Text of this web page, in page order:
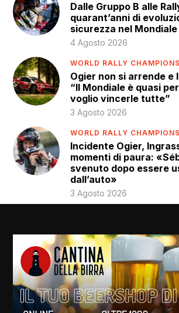
Dalle Gruppo B alle
quarant’anni di
sicurezza nel Mondiale
4 Agosto 2026
WORLD RALLY
Ogier non si arrende e
“Il Mondiale è quasi
voglio vincerle tutte”
3 Agosto 2026
WORLD RALLY
Incidente Ogier,
momenti di paura:
svenuto dopo essere
dall’auto»
3 Agosto 2026